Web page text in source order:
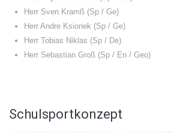
Herr Sven Kramß (Sp / Ge)
Herr Andre Ksionek (Sp / Ge)
Herr Tobias Niklas (Sp / De)
Herr Sebastian Groß (Sp / En / Geo)
Schulsportkonzept